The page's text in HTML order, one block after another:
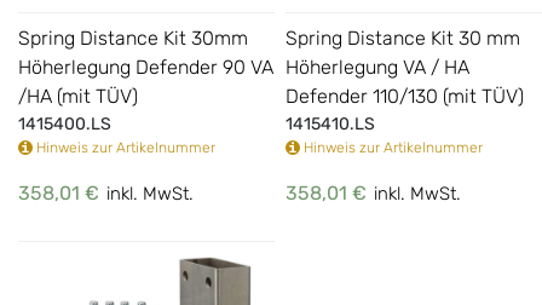
Spring Distance Kit 30mm
Höherlegung Defender 90 VA
/HA (mit TÜV)
1415400.LS
Hinweis zur Artikelnummer
358,01 € inkl. MwSt.
Spring Distance Kit 30 mm
Höherlegung VA / HA
Defender 110/130 (mit TÜV)
1415410.LS
Hinweis zur Artikelnummer
358,01 € inkl. MwSt.